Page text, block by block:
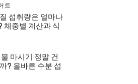
트
섭취량은 얼마나
체중별 계산과 식
마시기 정말 건
? 올바른 수분 섭